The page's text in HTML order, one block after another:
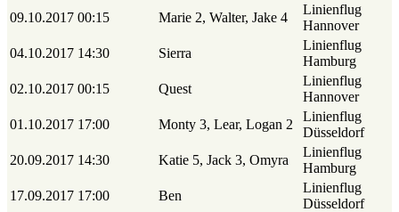
09.10.2017 00:15 Marie 2, Walter, Jake 4
Linienflug
Hannover
04.10.2017 14:30 Sierra
Linienflug
Hamburg
02.10.2017 00:15 Quest
Linienflug
Hannover
01.10.2017 17:00 Monty 3, Lear, Logan 2
Linienflug
Düsseldorf
20.09.2017 14:30 Katie 5, Jack 3, Omyra
Linienflug
Hamburg
17.09.2017 17:00 Ben
Linienflug
Düsseldorf